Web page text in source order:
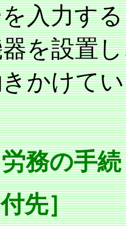
入力す
を設置
かけて
務の手続
先］